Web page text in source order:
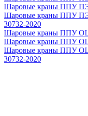
Шаровые краны ППУ
Шаровые краны ППУ
30732-2020
Шаровые краны ППУ
Шаровые краны ППУ
Шаровые краны ППУ
30732-2020